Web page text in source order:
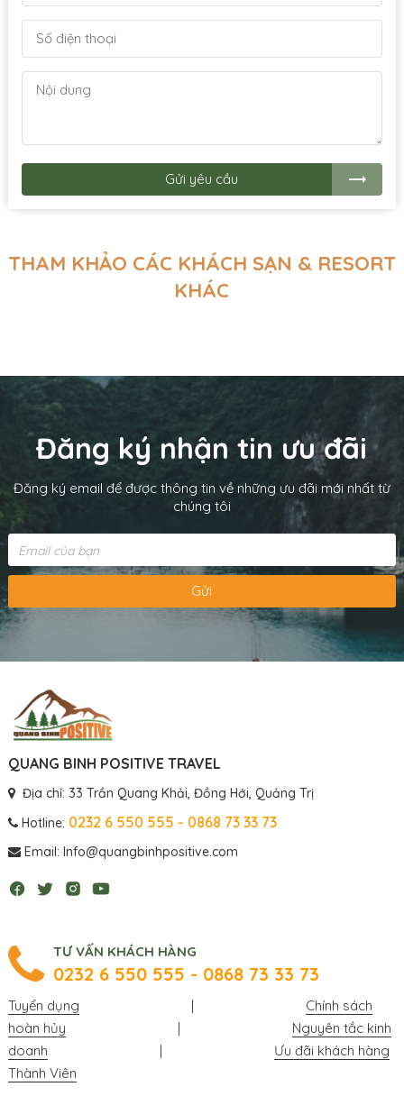
Gửi yêu cầu
THAM KHẢO CÁC KHÁCH SẠN & RESORT
KHÁC
Đăng ký nhận tin ưu đãi
Đăng ký email để được thông tin về những ưu đãi mới nhất từ
chúng tôi
Gửi
QUANG BINH POSITIVE TRAVEL
Địa chỉ: 33 Trần Quang Khải, Đồng Hới, Quảng Trị
Hotline: 0232 6 550 555 - 0868 73 33 73
Email: Info@quangbinhpositive.com
TƯ VẤN KHÁCH HÀNG
0232 6 550 555 - 0868 73 33 73
Tuyển dụng |
Chính sách
hoàn hủy
|
Nguyên tắc kinh
doanh
|
Ưu đãi khách hàng
Thành Viên